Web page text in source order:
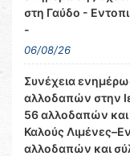
στη Γαύδο -
-
06/08/26
Συνέχεια
αλλοδαπών στην
56 αλλοδαπών και
Καλούς
αλλοδαπών και